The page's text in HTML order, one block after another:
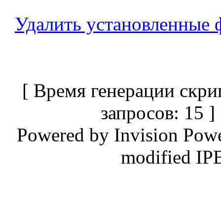
Удалить
[ Время генерации
запросов:
Powered by Invision
modified